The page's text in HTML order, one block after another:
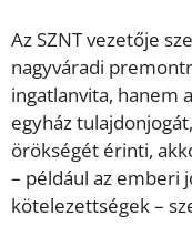
Az SZNT vezetője
nagyváradi
ingatlanvita, hanem
egyház
örökségét érinti,
– például az emberi
kötelezettségek –